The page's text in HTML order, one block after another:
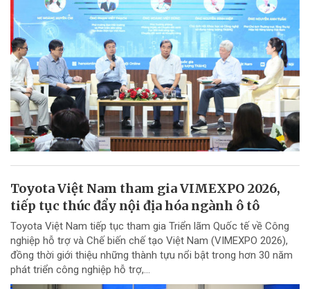
Toyota Việt Nam tham gia VIMEXPO 2026,
tiếp tục thúc đẩy nội địa hóa ngành ô tô
Toyota Việt Nam tiếp tục tham gia Triển lãm Quốc tế về Công
nghiệp hỗ trợ và Chế biến chế tạo Việt Nam (VIMEXPO 2026),
đồng thời giới thiệu những thành tựu nổi bật trong hơn 30 năm
phát triển công nghiệp hỗ trợ,...